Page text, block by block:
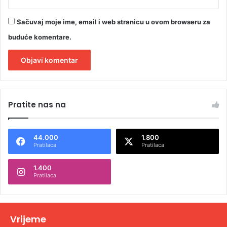
Sačuvaj moje ime, email i web stranicu u ovom browseru za
buduće komentare.
t
n
t
v
Pratite nas na
44.000
Pratilaca
1.800
Pratilaca
1.400
Pratilaca
Vrijeme